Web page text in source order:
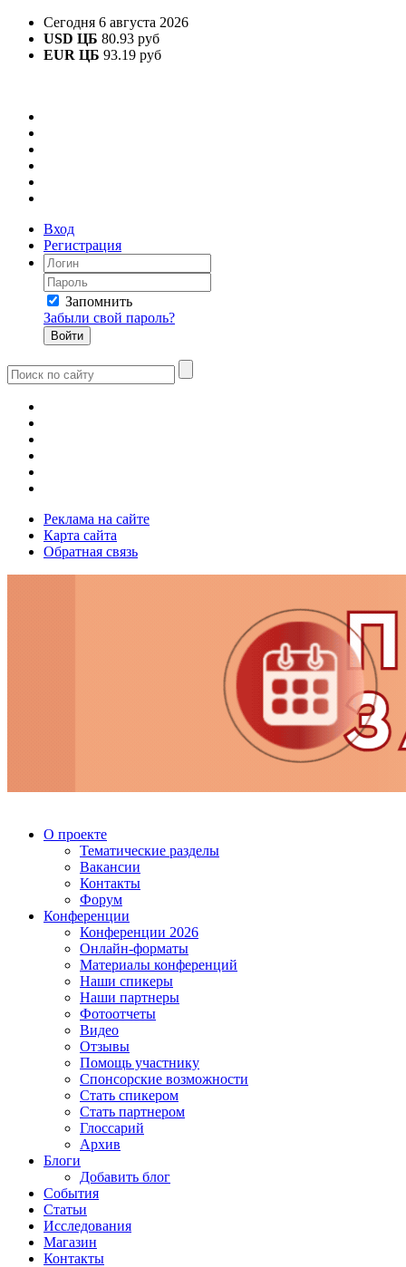
Сегодня 6 августа 2026
USD ЦБ 80.93 руб
EUR ЦБ 93.19 руб
Вход
Регистрация
Запомнить
Забыли свой пароль?
Реклама на сайте
Карта сайта
Обратная связь
О проекте
Тематические разделы
Вакансии
Контакты
Форум
Конференции
Конференции 2026
Онлайн-форматы
Материалы конференций
Наши спикеры
Наши партнеры
Фотоотчеты
Видео
Отзывы
Помощь участнику
Спонсорские возможности
Стать спикером
Стать партнером
Глоссарий
Архив
Блоги
Добавить блог
События
Статьи
Исследования
Магазин
Контакты